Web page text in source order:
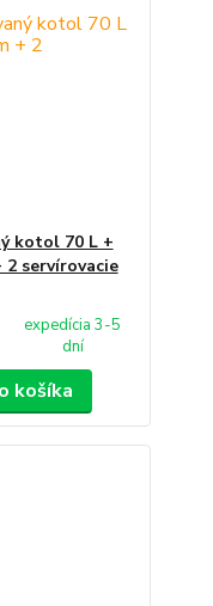
kotol 70 L +
servírovacie
expedícia 3-5
dní
košíka